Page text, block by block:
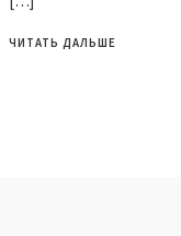
ЧИТАТЬ ДАЛЬШЕ